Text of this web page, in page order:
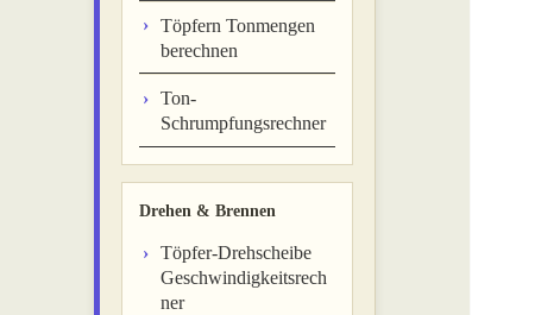
Töpfern Tonmengen
berechnen
Ton-
Schrumpfungsrechner
Drehen & Brennen
Töpfer-Drehscheibe
Geschwindigkeitsrech
ner